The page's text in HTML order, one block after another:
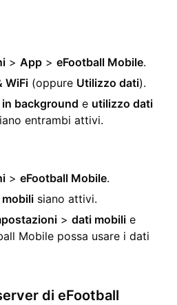
> App > eFootball Mobile.
WiFi (oppure Utilizzo dati).
background e utilizzo dati
entrambi attivi.
> eFootball Mobile.
siano attivi.
> dati mobili e
Mobile possa usare i dati
di eFootball